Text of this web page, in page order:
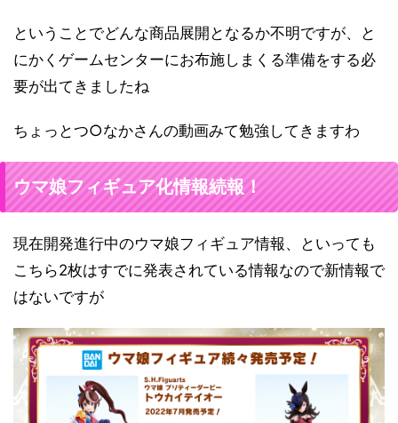
ということでどんな商品展開となるか不明ですが、と
にかくゲームセンターにお布施しまくる準備をする必
要が出てきましたね
ちょっとつ○なかさんの動画みて勉強してきますわ
ウマ娘フィギュア化情報続報！
現在開発進行中のウマ娘フィギュア情報、といっても
こちら2枚はすでに発表されている情報なので新情報で
はないですが